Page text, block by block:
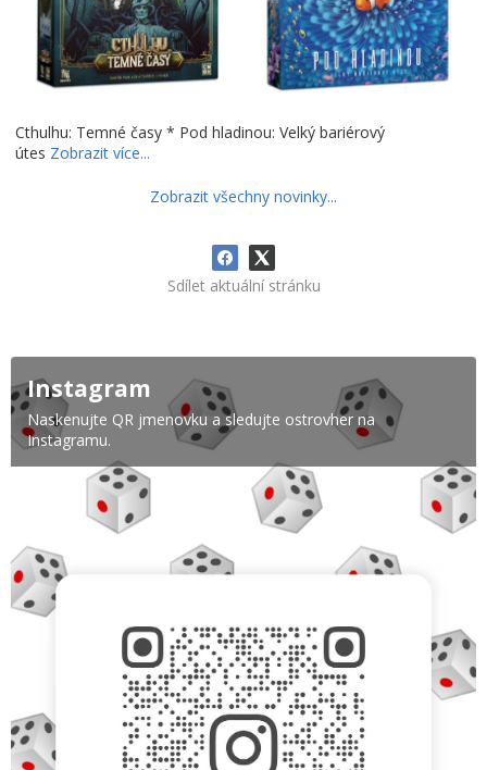
Cthulhu: Temné časy * Pod hladinou: Velký bariérový
útes Zobrazit více...
Zobrazit všechny novinky...
Sdílet aktuální stránku
Instagram
Naskenujte QR jmenovku a sledujte ostrovher na
Instagramu.